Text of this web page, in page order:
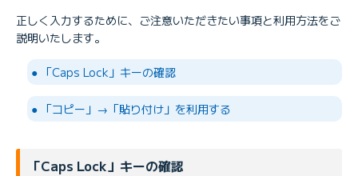
正しく入力するために、ご注意いただきたい事項と利用方法をご
説明いたします。
● 「Caps Lock」キーの確認
● 「コピー」→「貼り付け」を利用する
「Caps Lock」キーの確認